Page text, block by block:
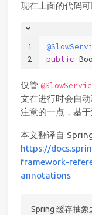
现在上面的代码
1
2
public
仅管
文在进行时会自
注意的一点，基
本文翻译自
https://
framework-
annotations
Spring 缓存抽